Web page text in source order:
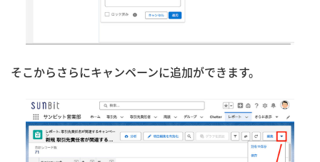
そこからさらにキャンペーンに追加ができます。